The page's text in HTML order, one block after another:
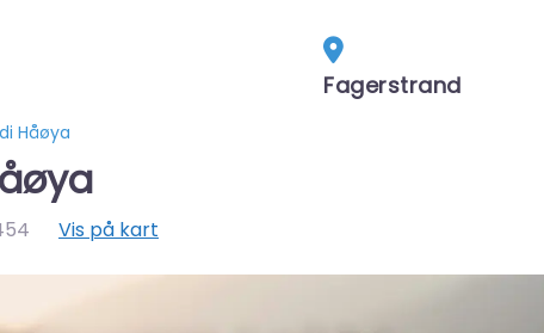
Fagerstrand
Håøya
Vis på kart